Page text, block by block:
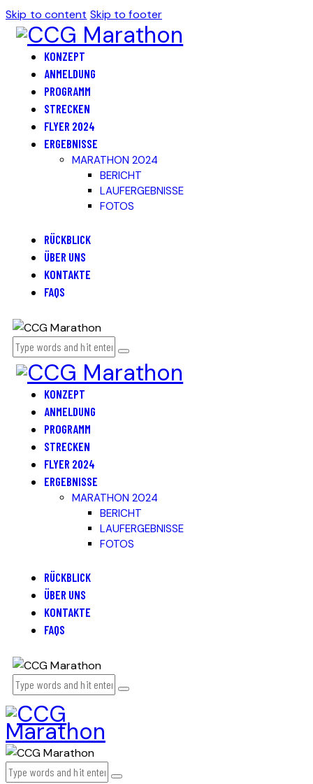
Skip to content Skip to footer
KONZEPT
ANMELDUNG
PROGRAMM
STRECKEN
FLYER 2024
ERGEBNISSE
MARATHON 2024
BERICHT
LAUFERGEBNISSE
FOTOS
RÜCKBLICK
ÜBER UNS
KONTAKTE
FAQS
KONZEPT
ANMELDUNG
PROGRAMM
STRECKEN
FLYER 2024
ERGEBNISSE
MARATHON 2024
BERICHT
LAUFERGEBNISSE
FOTOS
RÜCKBLICK
ÜBER UNS
KONTAKTE
FAQS